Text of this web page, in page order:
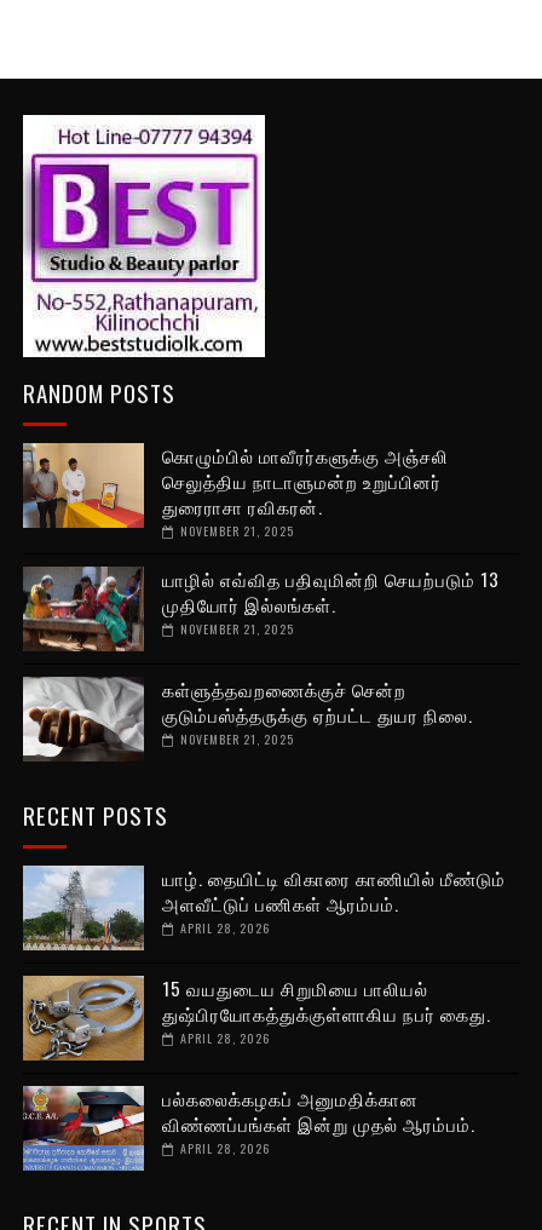
RANDOM POSTS
கொழும்பில் மாவீரர்களுக்கு அஞ்சலி
செலுத்திய நாடாளுமன்ற உறுப்பினர்
துரைராசா ரவிகரன்.
NOVEMBER 21, 2025
யாழில் எவ்வித பதிவுமின்றி செயற்படும் 13
முதியோர் இல்லங்கள்.
NOVEMBER 21, 2025
கள்ளுத்தவறணைக்குச் சென்ற
குடும்பஸ்த்தருக்கு ஏற்பட்ட துயர நிலை.
NOVEMBER 21, 2025
RECENT POSTS
யாழ். தையிட்டி விகாரை காணியில் மீண்டும்
அளவீட்டுப் பணிகள் ஆரம்பம்.
APRIL 28, 2026
15 வயதுடைய சிறுமியை பாலியல்
துஷ்பிரயோகத்துக்குள்ளாகிய நபர் கைது.
APRIL 28, 2026
பல்கலைக்கழகப் அனுமதிக்கான
விண்ணப்பங்கள் இன்று முதல் ஆரம்பம்.
APRIL 28, 2026